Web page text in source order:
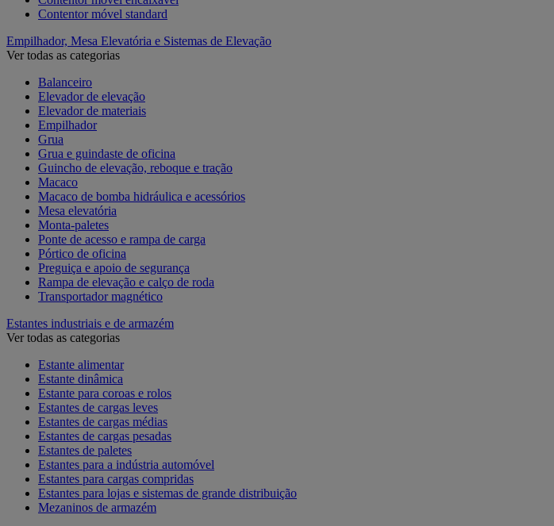
Contentor móvel standard
Empilhador, Mesa Elevatória e Sistemas de Elevação
Ver todas as categorias
Balanceiro
Elevador de elevação
Elevador de materiais
Empilhador
Grua
Grua e guindaste de oficina
Guincho de elevação, reboque e tração
Macaco
Macaco de bomba hidráulica e acessórios
Mesa elevatória
Monta-paletes
Ponte de acesso e rampa de carga
Pórtico de oficina
Preguiça e apoio de segurança
Rampa de elevação e calço de roda
Transportador magnético
Estantes industriais e de armazém
Ver todas as categorias
Estante alimentar
Estante dinâmica
Estante para coroas e rolos
Estantes de cargas leves
Estantes de cargas médias
Estantes de cargas pesadas
Estantes de paletes
Estantes para a indústria automóvel
Estantes para cargas compridas
Estantes para lojas e sistemas de grande distribuição
Mezaninos de armazém